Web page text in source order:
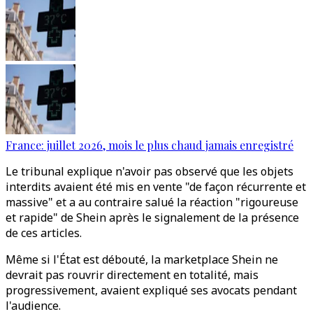
France: juillet 2026, mois le plus chaud jamais enregistré
Le tribunal explique n'avoir pas observé que les objets
interdits avaient été mis en vente "de façon récurrente et
massive" et a au contraire salué la réaction "rigoureuse
et rapide" de Shein après le signalement de la présence
de ces articles.
Même si l'État est débouté, la marketplace Shein ne
devrait pas rouvrir directement en totalité, mais
progressivement, avaient expliqué ses avocats pendant
l'audience.